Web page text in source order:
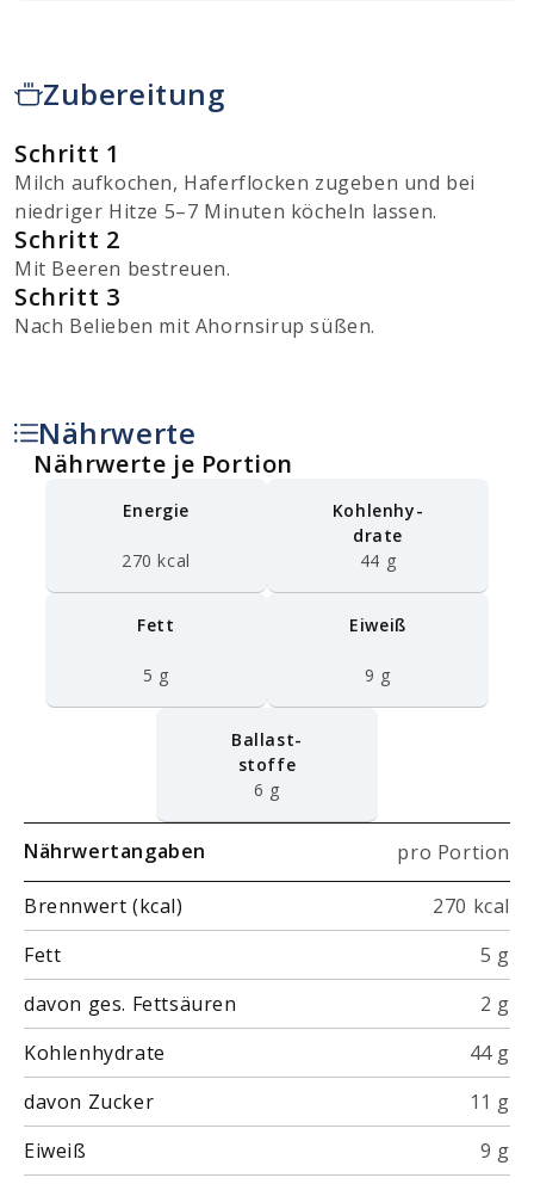
Zubereitung
Schritt 1
Milch aufkochen, Haferflocken zugeben und bei
niedriger Hitze 5–7 Minuten köcheln lassen.
Schritt 2
Mit Beeren bestreuen.
Schritt 3
Nach Belieben mit Ahornsirup süßen.
Nährwerte
Nährwerte je Portion
Energie
270 kcal
Kohlenhy-
drate
44 g
Fett
5 g
Eiweiß
9 g
Ballast-
stoffe
6 g
Nährwertangaben pro Portion
Brennwert (kcal)
270 kcal
Fett
5 g
davon ges. Fettsäuren
2 g
Kohlenhydrate
44 g
davon Zucker
11 g
Eiweiß
9 g